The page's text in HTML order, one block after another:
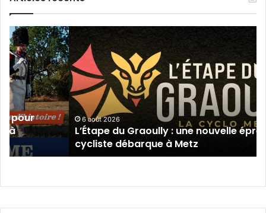
pour
à
L’Étape
du
Graoully
:
une
nouvelle
épreuve
cycliste
débarque
Metz
6 août 2026
L’Étape du Graoully : une nouvelle
cycliste débarque à Metz